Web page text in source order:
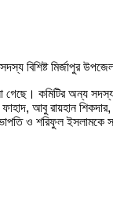
মির্জাপুর উপজেলা
গেছে। কমিটির অন্য
আবু রায়হান
ও শরিফুল ইসলামকে